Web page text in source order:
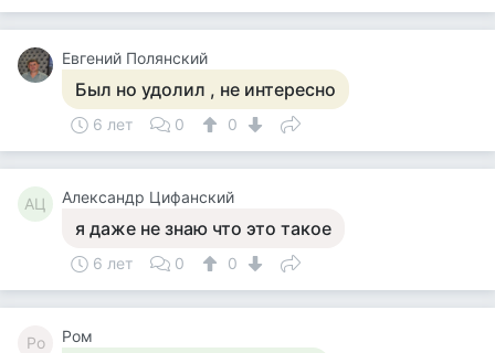
Евгений Полянский
Был но удолил , не интересно
6 лет 0 0
АЦ Александр Цифанский
я даже не знаю что это такое
6 лет 0 0
Ро Ром